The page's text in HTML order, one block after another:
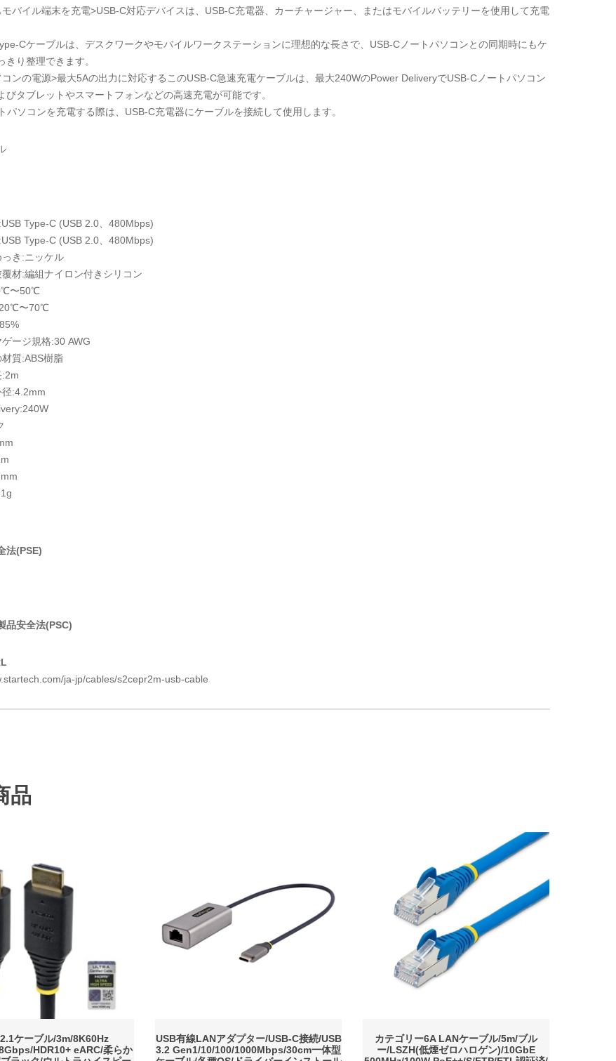
バイル端末を充電>USB-C対応デバイスは、USB-C充電器、カーチャージャー、またはモバイルバッテリーを使用して充電
Cケーブルは、デスクワークやモバイルワークステーションに理想的な長さで、USB-Cノートパソコンとの同期時にもケ
きり整理できます。
ンの電源>最大5Aの出力に対応するこのUSB-C急速充電ケーブルは、最大240WのPower DeliveryでUSB-Cノートパソコン
びタブレットやスマートフォンなどの高速充電が可能です。
パソコンを充電する際は、USB-C充電器にケーブルを接続して使用します。
Type-C (USB 2.0、480Mbps)
Type-C (USB 2.0、480Mbps)
き:ニッケル
材:編組ナイロン付きシリコン
〜50℃
〜70℃
ージ規格:30 AWG
質:ABS樹脂
:4.2mm
法(PSE)
品安全法(PSC)
ja-jp/cables/s2cepr2m-usb-cable
品
ケーブル/3m/8K60Hz
HDR10+ eARC/柔らか
USB有線LANアダプター/USB-C接続/USB
3.2 Gen1/10/100/1000Mbps/30cm一体型
カテゴリー6A LANケーブル/5m/ブル
ー/LSZH(低煙ゼロハロゲン)/10GbE